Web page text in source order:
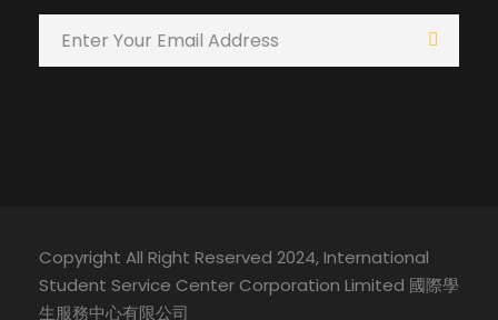
Copyright All Right Reserved 2024, International
Student Service Center Corporation Limited 國際學
生服務中心有限公司